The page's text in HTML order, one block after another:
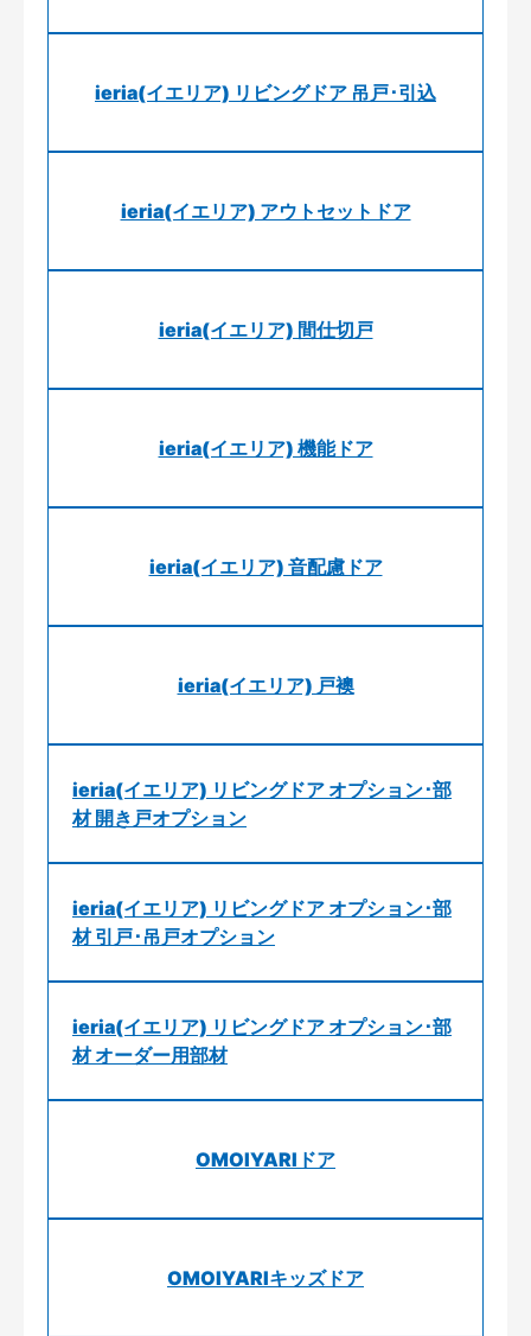
ieria(イエリア) リビングドア 吊戸･引込
ieria(イエリア) アウトセットドア
ieria(イエリア) 間仕切戸
ieria(イエリア) 機能ドア
ieria(イエリア) 音配慮ドア
ieria(イエリア) 戸襖
ieria(イエリア) リビングドア オプション･部
材 開き戸オプション
ieria(イエリア) リビングドア オプション･部
材 引戸･吊戸オプション
ieria(イエリア) リビングドア オプション･部
材 オーダー用部材
OMOIYARIドア
OMOIYARIキッズドア